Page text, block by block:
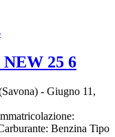
25 6
- Giugno 11,
Benzina Tipo